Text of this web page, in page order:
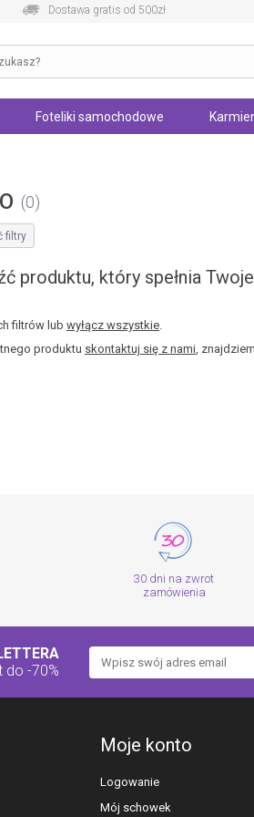
Dostawa gratis od 500zł
Foteliki samochodowe
0
filtry
produktu, który spełnia
filtrów lub wyłącz wszystkie.
produktu skontaktuj się z nami,
30 dni na zwrot
zamówienia
do -70%
Moje konto
Logowanie
Mój schowek